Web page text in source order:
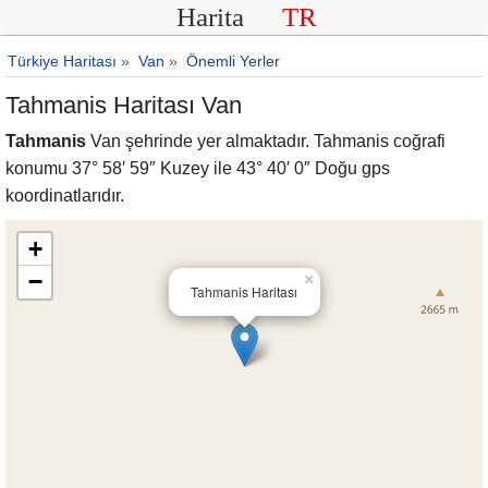
Harita TR
Türkiye Haritası » Van » Önemli Yerler
Tahmanis Haritası Van
Tahmanis Van şehrinde yer almaktadır. Tahmanis coğrafi
konumu 37° 58′ 59″ Kuzey ile 43° 40′ 0″ Doğu gps
koordinatlarıdır.
Tahmanis Haritası
×
+
−